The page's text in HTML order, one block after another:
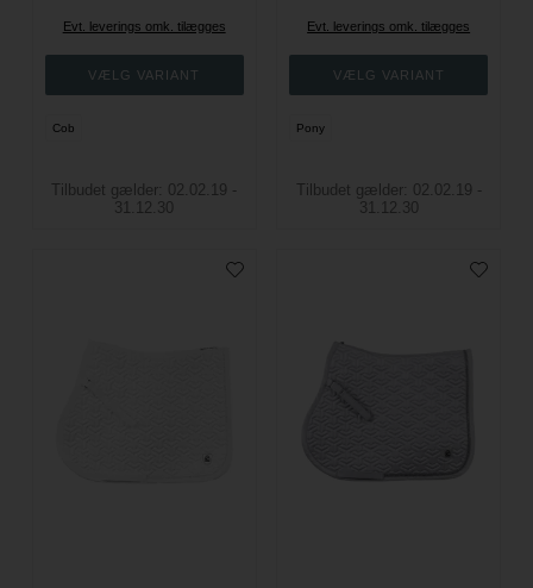
Evt. leverings omk. tilægges
Cob
Tilbudet gælder: 02.02.19 -
31.12.30
Evt. leverings omk. tilægges
Pony
Tilbudet gælder: 02.02.19 -
31.12.30